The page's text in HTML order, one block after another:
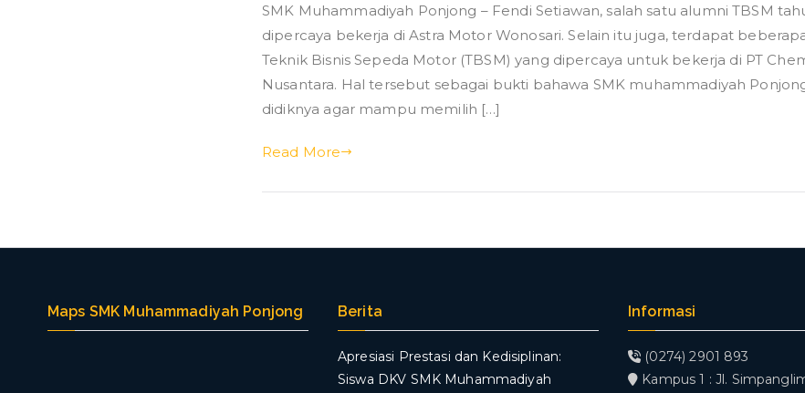
SIAP
KERJA
SMK Muhammadiyah Ponjong – Fendi Setiawan, salah satu alumni TBSM
dipercaya bekerja di Astra Motor Wonosari. Selain itu juga, terdapat
Teknik Bisnis Sepeda Motor (TBSM) yang dipercaya untuk bekerja di PT
Nusantara. Hal tersebut sebagai bukti bahawa SMK muhammadiyah
didiknya agar mampu memilih […]
Read More
Maps SMK Muhammadiyah Ponjong Berita
Apresiasi Prestasi dan Kedisiplinan:
Siswa DKV SMK Muhammadiyah
Informasi
(0274) 2901 893
Kampus 1 : Jl.